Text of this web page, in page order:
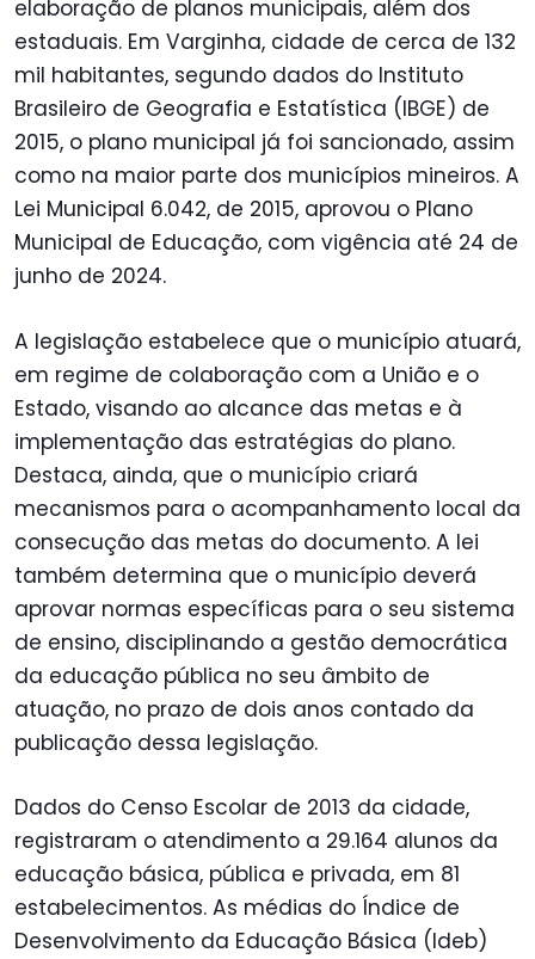
elaboração de planos municipais, além dos
estaduais. Em Varginha, cidade de cerca de 132
mil habitantes, segundo dados do Instituto
Brasileiro de Geografia e Estatística (IBGE) de
2015, o plano municipal já foi sancionado, assim
como na maior parte dos municípios mineiros. A
Lei Municipal 6.042, de 2015, aprovou o Plano
Municipal de Educação, com vigência até 24 de
junho de 2024.
A legislação estabelece que o município atuará,
em regime de colaboração com a União e o
Estado, visando ao alcance das metas e à
implementação das estratégias do plano.
Destaca, ainda, que o município criará
mecanismos para o acompanhamento local da
consecução das metas do documento. A lei
também determina que o município deverá
aprovar normas específicas para o seu sistema
de ensino, disciplinando a gestão democrática
da educação pública no seu âmbito de
atuação, no prazo de dois anos contado da
publicação dessa legislação.
Dados do Censo Escolar de 2013 da cidade,
registraram o atendimento a 29.164 alunos da
educação básica, pública e privada, em 81
estabelecimentos. As médias do Índice de
Desenvolvimento da Educação Básica (Ideb)